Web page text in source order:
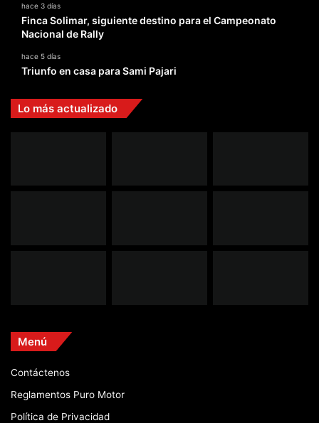
hace 3 días
Finca Solimar, siguiente destino para el Campeonato
Nacional de Rally
hace 5 días
Triunfo en casa para Sami Pajari
Lo más actualizado
Menú
Contáctenos
Reglamentos Puro Motor
Política de Privacidad